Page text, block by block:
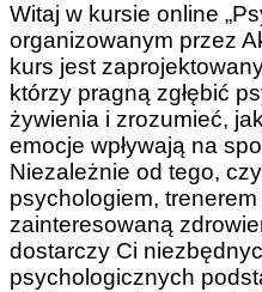
Witaj w kursie online
organizowanym przez
kurs jest
którzy pragną zgłębić
żywienia i zrozumieć,
emocje wpływają na
Niezależnie od tego,
psychologiem,
zainteresowaną
dostarczy Ci
psychologicznych